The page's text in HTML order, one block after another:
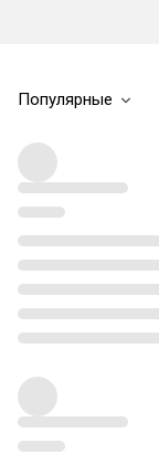
Популярные